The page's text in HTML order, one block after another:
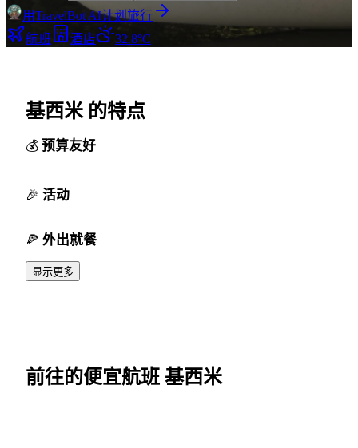
用TravelBot AI计划旅行
航班
酒店 32.8°C
基西米 的特点
预算友好
活动
外出就餐
显示更多
前往的便宜航班 基西米